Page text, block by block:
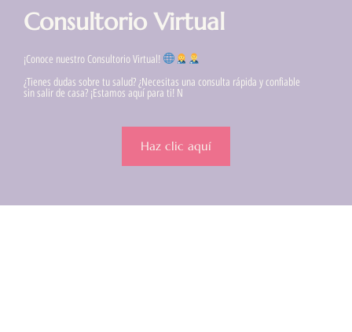
Consultorio Virtual
¡Conoce nuestro Consultorio Virtual!
¿Tienes dudas sobre tu salud? ¿Necesitas una consulta rápida y confiable
sin salir de casa? ¡Estamos aquí para ti! N
Haz clic aquí